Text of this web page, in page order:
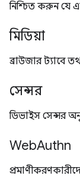
নিশ্চিত করুন যে
মিডিয়া
ব্রাউজার ট্যাবে
সেন্সর
ডিভাইস সেন্সর
WebAuthn